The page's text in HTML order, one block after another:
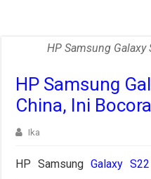
HP Samsung
HP Samsung
China, Ini
Ika
HP SamsungGalaxy S22